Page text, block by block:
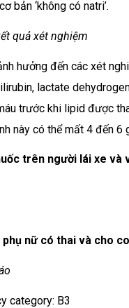
bản ‘không có natri’.
quả xét nghiệm
hưởng đến các xét
lactate
trước khi lipid được
này có thể mất 4 đến 6
trên người lái xe và
nữ có thai và cho
category: B3